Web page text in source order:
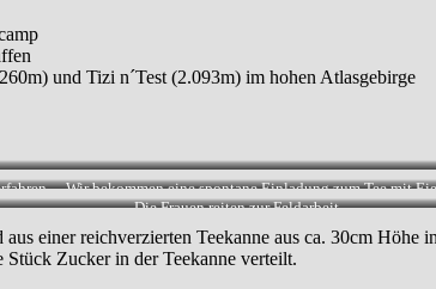
und Tizi n´Test (2.093m) im hohen Atlasgebirge
Wir bekommen eine spontane Einladung zum Tee mit
Die Frauen reiten zur Feldarbeit.
einer reichverzierten Teekanne aus ca. 30cm Höhe
Zucker in der Teekanne verteilt.